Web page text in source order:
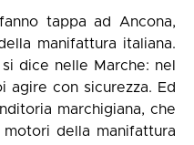
tappa ad Ancona,
manifattura italiana.
si dice nelle Marche: nel
agire con sicurezza. Ed
marchigiana, che
della manifattura